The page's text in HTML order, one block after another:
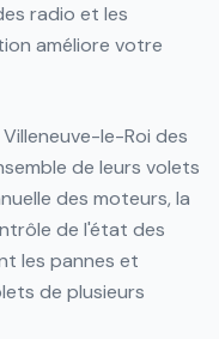
radio et les
améliore votre
le-Roi des
de leurs volets
des moteurs, la
de l'état des
les pannes et
de plusieurs